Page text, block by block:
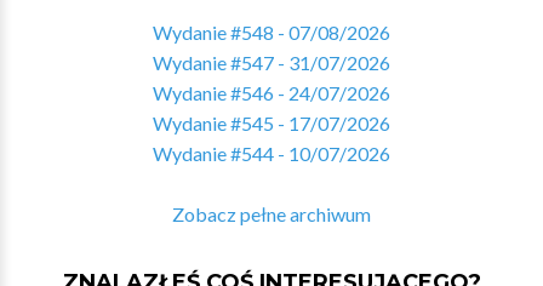
Wydanie #548 - 07/08/2026
Wydanie #547 - 31/07/2026
Wydanie #546 - 24/07/2026
Wydanie #545 - 17/07/2026
Wydanie #544 - 10/07/2026
Zobacz pełne archiwum